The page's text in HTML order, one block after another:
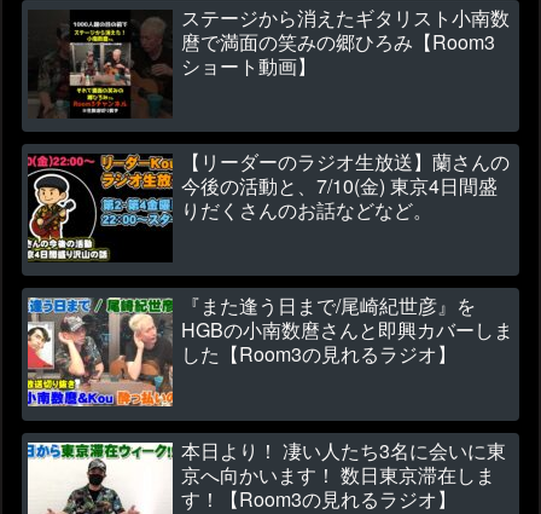
ステージから消えたギタリスト小南数
麿で満面の笑みの郷ひろみ【Room3
ショート動画】
【リーダーのラジオ生放送】蘭さんの
今後の活動と、7/10(金) 東京4日間盛
りだくさんのお話などなど。
『また逢う日まで/尾崎紀世彦』を
HGBの小南数麿さんと即興カバーしま
した【Room3の見れるラジオ】
本日より！ 凄い人たち3名に会いに東
京へ向かいます！ 数日東京滞在しま
す！【Room3の見れるラジオ】